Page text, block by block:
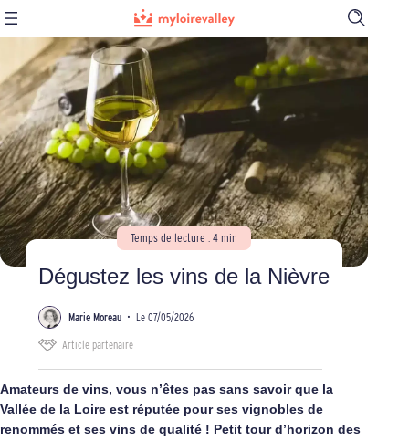
Ouvrir
la
barre
de
Temps de lecture : 4 min
Dégustez les vins de la Nièvre
Marie Moreau •Le 07/05/2026
Article partenaire
Amateurs de vins, vous n’êtes pas sans savoir que la
Vallée de la Loire est réputée pour ses vignobles de
renommés et ses vins de qualité ! Petit tour d’horizon des